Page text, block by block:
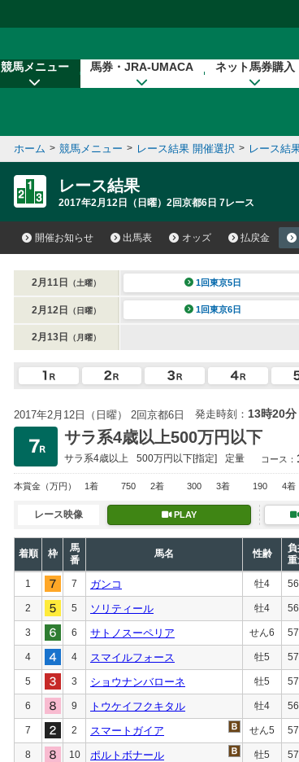
競馬メニュー 馬券・JRA-UMACA ネット馬券購入
ホーム > 競馬メニュー > レース結果 開催選択 > レース結
レース結果
2017年2月12日（日曜）2回京都6日 7レース
開催お知らせ 出馬表 オッズ 払戻金
2月11日 （土曜） 1回東京5日
2月12日 （日曜） 1回東京6日
2月13日 （月曜）
2017年2月12日（日曜） 2回京都6日 発走時刻： 13時20分
サラ系4歳以上500万円以下
サラ系4歳以上 500万円以下[指定] 定量 コース：
本賞金 （万円） 1着 750 2着 300 3着 190 4着
レース映像 PLAY
着順 枠
馬
番
馬名 性齢
負
重
1 7 ガンコ 牡4
2 5 ソリティール 牡4
3 6 サトノスーペリア せん6
4 4 スマイルフォース 牡5
5 3 ショウナンバローネ 牡5
6 9 トウケイフクキタル 牡4
7 2 スマートガイア せん5
8 10 ポルトボナール 牡5